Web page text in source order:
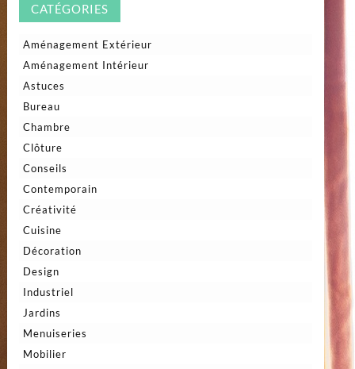
CATÉGORIES
Aménagement Extérieur
Aménagement Intérieur
Astuces
Bureau
Chambre
Clôture
Conseils
Contemporain
Créativité
Cuisine
Décoration
Design
Industriel
Jardins
Menuiseries
Mobilier